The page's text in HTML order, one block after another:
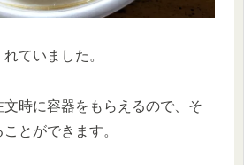
ていました。
時に容器をもらえるので、そ
とができます。